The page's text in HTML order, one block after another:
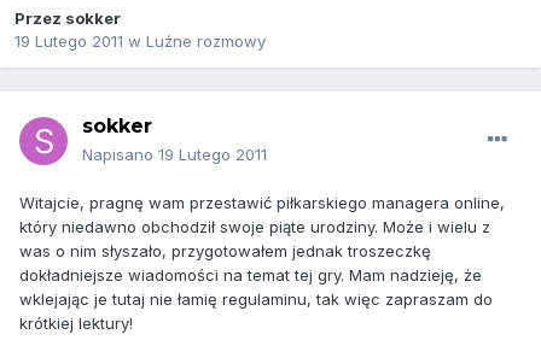
Przez sokker
19 Lutego 2011 w Luźne rozmowy
sokker
Napisano 19 Lutego 2011
Witajcie, pragnę wam przestawić piłkarskiego managera online,
który niedawno obchodził swoje piąte urodziny. Może i wielu z
was o nim słyszało, przygotowałem jednak troszeczkę
dokładniejsze wiadomości na temat tej gry. Mam nadzieję, że
wklejając je tutaj nie łamię regulaminu, tak więc zapraszam do
krótkiej lektury!